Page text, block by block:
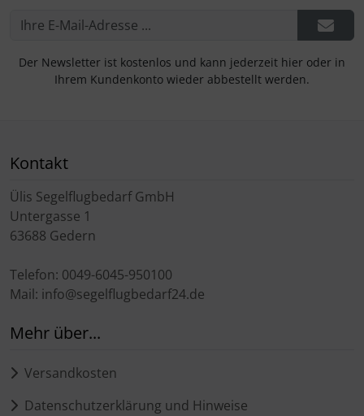
Der Newsletter ist kostenlos und kann jederzeit hier oder in
Ihrem Kundenkonto wieder abbestellt werden.
Kontakt
Ülis Segelflugbedarf GmbH
Untergasse 1
63688 Gedern
Telefon: 0049-6045-950100
Mail: info@segelflugbedarf24.de
Mehr über...
Versandkosten
Datenschutzerklärung und Hinweise